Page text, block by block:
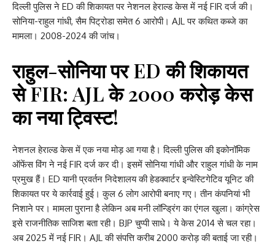
दिल्ली पुलिस ने ED की शिकायत पर नेशनल हेराल्ड केस में नई FIR दर्ज की।
सोनिया-राहुल गांधी, सैम पिट्रोडा समेत 6 आरोपी। AJL पर कथित कब्जे का
मामला। 2008-2024 की जांच।
राहुल-सोनिया पर ED की शिकायत
से FIR: AJL के 2000 करोड़ केस
का नया ट्विस्ट!
नेशनल हेराल्ड केस में एक नया मोड़ आ गया है। दिल्ली पुलिस की इकोनॉमिक
ऑफेंस विंग ने नई FIR दर्ज कर दी। इसमें सोनिया गांधी और राहुल गांधी के नाम
प्रमुख हैं। ED यानी प्रवर्तन निदेशालय की हेडक्वार्टर इन्वेस्टिगेटिव यूनिट की
शिकायत पर ये कार्रवाई हुई। कुल 6 लोग आरोपी बनाए गए। तीन कंपनियां भी
निशाने पर। मामला पुराना है लेकिन अब मनी लॉन्ड्रिंग का एंगल खुला। कांग्रेस
इसे राजनीतिक साजिश बता रही। BJP चुप्पी साधे। ये केस 2014 से चल रहा।
अब 2025 में नई FIR। AJL की संपत्ति करीब 2000 करोड़ की बताई जा रही।